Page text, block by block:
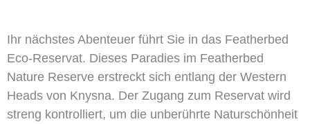
Ihr nächstes Abenteuer führt Sie in das Featherbed
Eco-Reservat. Dieses Paradies im Featherbed
Nature Reserve erstreckt sich entlang der Western
Heads von Knysna. Der Zugang zum Reservat wird
streng kontrolliert, um die unberührte Naturschönheit